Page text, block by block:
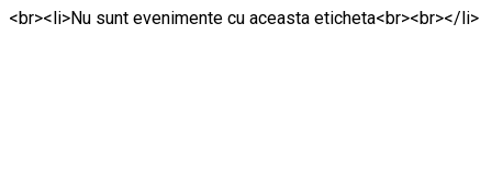
<br><li>Nu sunt evenimente cu aceasta eticheta<br><br></li>